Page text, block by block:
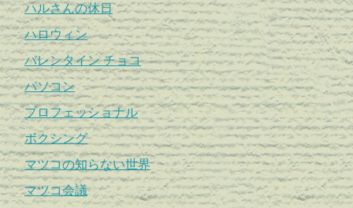
ハルさんの休日
ハロウィン
バレンタイン チョコ
パソコン
プロフェッショナル
ボクシング
マツコの知らない世界
マツコ会議